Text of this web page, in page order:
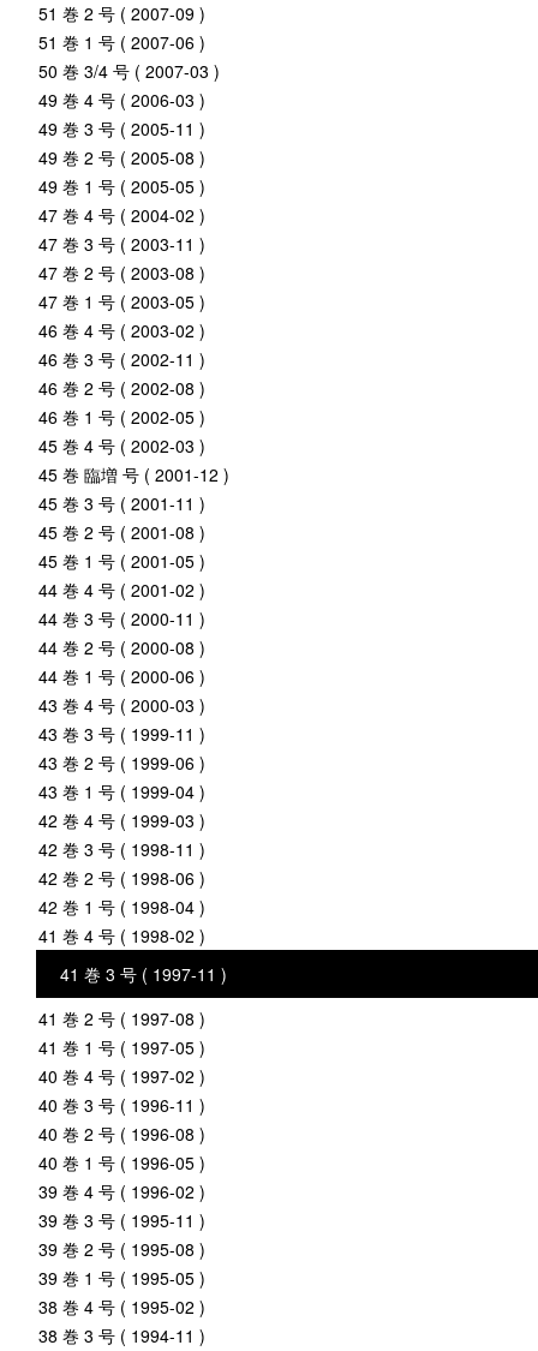
51 巻 2 号 ( 2007-09 )
51 巻 1 号 ( 2007-06 )
50 巻 3/4 号 ( 2007-03 )
49 巻 4 号 ( 2006-03 )
49 巻 3 号 ( 2005-11 )
49 巻 2 号 ( 2005-08 )
49 巻 1 号 ( 2005-05 )
47 巻 4 号 ( 2004-02 )
47 巻 3 号 ( 2003-11 )
47 巻 2 号 ( 2003-08 )
47 巻 1 号 ( 2003-05 )
46 巻 4 号 ( 2003-02 )
46 巻 3 号 ( 2002-11 )
46 巻 2 号 ( 2002-08 )
46 巻 1 号 ( 2002-05 )
45 巻 4 号 ( 2002-03 )
45 巻 臨増 号 ( 2001-12 )
45 巻 3 号 ( 2001-11 )
45 巻 2 号 ( 2001-08 )
45 巻 1 号 ( 2001-05 )
44 巻 4 号 ( 2001-02 )
44 巻 3 号 ( 2000-11 )
44 巻 2 号 ( 2000-08 )
44 巻 1 号 ( 2000-06 )
43 巻 4 号 ( 2000-03 )
43 巻 3 号 ( 1999-11 )
43 巻 2 号 ( 1999-06 )
43 巻 1 号 ( 1999-04 )
42 巻 4 号 ( 1999-03 )
42 巻 3 号 ( 1998-11 )
42 巻 2 号 ( 1998-06 )
42 巻 1 号 ( 1998-04 )
41 巻 4 号 ( 1998-02 )
41 巻 3 号 ( 1997-11 )
41 巻 2 号 ( 1997-08 )
41 巻 1 号 ( 1997-05 )
40 巻 4 号 ( 1997-02 )
40 巻 3 号 ( 1996-11 )
40 巻 2 号 ( 1996-08 )
40 巻 1 号 ( 1996-05 )
39 巻 4 号 ( 1996-02 )
39 巻 3 号 ( 1995-11 )
39 巻 2 号 ( 1995-08 )
39 巻 1 号 ( 1995-05 )
38 巻 4 号 ( 1995-02 )
38 巻 3 号 ( 1994-11 )